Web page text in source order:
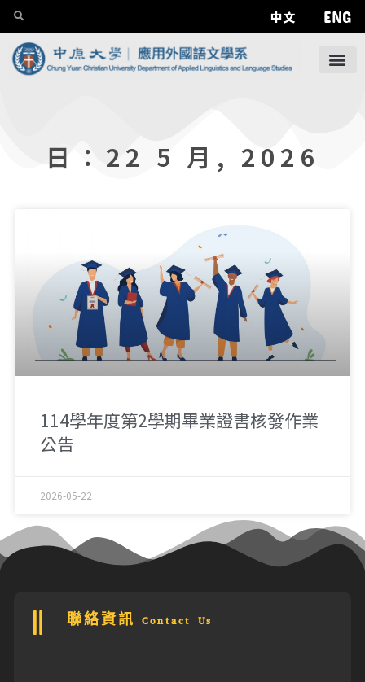
中文 ENG
日：22 5 月, 2026
114學年度第2學期畢業證書核發作業
公告
2026-05-22
聯絡資訊 Contact Us